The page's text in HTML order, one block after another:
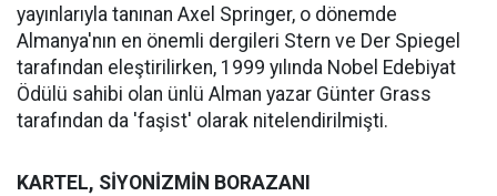
yayınlarıyla tanınan Axel Springer, o dönemde
Almanya'nın en önemli dergileri Stern ve Der Spiegel
tarafından eleştirilirken, 1999 yılında Nobel Edebiyat
Ödülü sahibi olan ünlü Alman yazar Günter Grass
tarafından da 'faşist' olarak nitelendirilmişti.
KARTEL, SİYONİZMİN BORAZANI